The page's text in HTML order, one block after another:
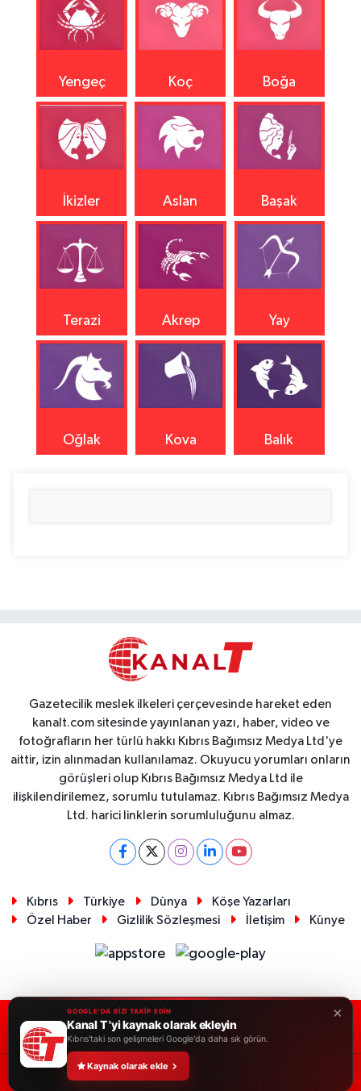
Yengeç Koç Boğa
İkizler Aslan Başak
Terazi Akrep Yay
Oğlak Kova Balık
Gazetecilik meslek ilkeleri çerçevesinde hareket eden
kanalt.com sitesinde yayınlanan yazı, haber, video ve
fotoğrafların her türlü hakkı Kıbrıs Bağımsız Medya Ltd'ye
aittir, izin alınmadan kullanılamaz. Okuyucu yorumları onların
görüşleri olup Kıbrıs Bağımsız Medya Ltd ile
ilişkilendirilemez, sorumlu tutulamaz. Kıbrıs Bağımsız Medya
Ltd. harici linklerin sorumluluğunu almaz.
Kıbrıs Türkiye Dünya
Köşe Yazarları
Özel Haber
Gizlilik Sözleşmesi İletişim Künye
RSS Copyright © 2026. Her hakkı saklıdır.
Haber Yazılımı:
×
GOOGLE'DA BİZİ TAKİP EDİN
Kanal T 'yi kaynak olarak ekleyin
Kıbrıs'taki son gelişmeleri Google'da daha sık görün.
Kaynak olarak ekle